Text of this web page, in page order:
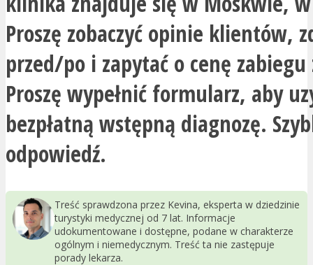
Proszę zobaczyć opinie klientów,
przed/po i zapytać o cenę
Proszę wypełnić formularz, aby
bezpłatną wstępną diagnozę.
odpowiedź.
Treść sprawdzona przez Kevina, eksperta w dziedzinie
turystyki medycznej od 7 lat. Informacje
udokumentowane i dostępne, podane w charakterze
ogólnym i niemedycznym. Treść ta nie zastępuje
porady lekarza.